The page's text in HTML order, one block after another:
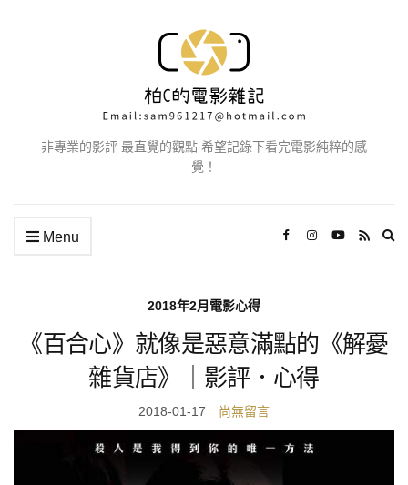
非專業的影評 最直覺的觀點 希望記錄下看完電影純粹的感
覺！
Menu
2018年2月電影心得
《百合心》就像是惡意滿點的《解憂
雜貨店》｜影評．心得
2018-01-17 尚無留言